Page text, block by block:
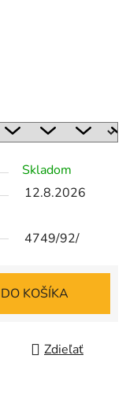
Skladom
12.8.2026
4749/92/
DO KOŠÍKA
Zdieľať